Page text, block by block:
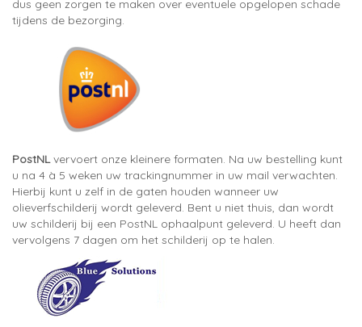
dus geen zorgen te maken over eventuele opgelopen schade
tijdens de bezorging.
PostNLvervoert onze kleinere formaten. Na uw bestelling kunt
u na 4 à 5 weken uw trackingnummer in uw mail verwachten.
Hierbij kunt u zelf in de gaten houden wanneer uw
olieverfschilderij wordt geleverd. Bent u niet thuis, dan wordt
uw schilderij bij een PostNL ophaalpunt geleverd. U heeft dan
vervolgens 7 dagen om het schilderij op te halen.